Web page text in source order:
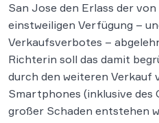
San Jose den Erlass der
einstweiligen Verfügung –
Verkaufsverbotes –
Richterin soll das damit
durch den weiteren Verkauf
Smartphones (inklusive des
großer Schaden entstehen